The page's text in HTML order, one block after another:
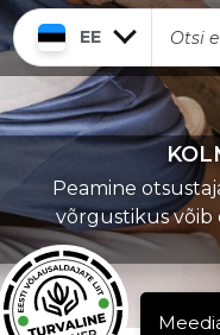
EE
Peamine
võrgustikus võib